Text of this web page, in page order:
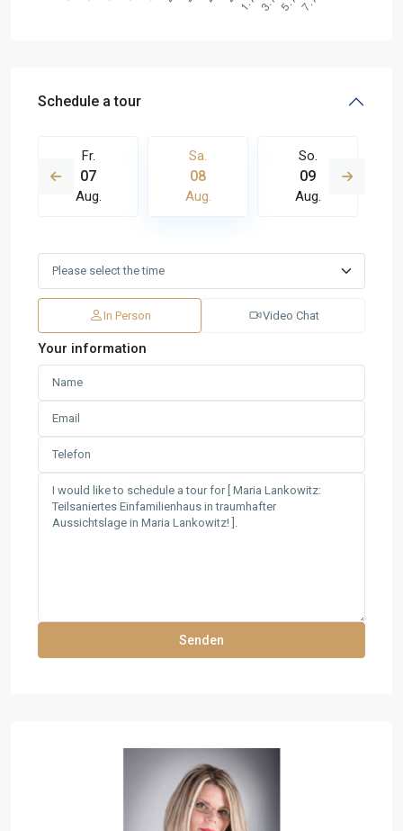
Schedule a tour
Fr.
07
Aug.
Sa.
08
Aug.
So.
09
Aug.
In Person Video Chat
Your information